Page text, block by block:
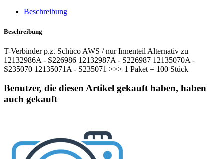
Beschreibung
Beschreibung
T-Verbinder p.z. Schüco AWS / nur Innenteil Alternativ zu
12132986A - S226986 12132987A - S226987 12135070A -
S235070 12135071A - S235071 >>> 1 Paket = 100 Stück
Benutzer, die diesen Artikel gekauft haben, haben
auch gekauft